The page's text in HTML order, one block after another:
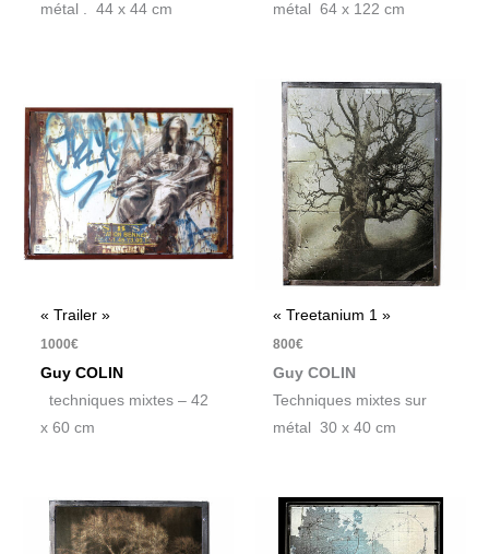
métal . 44 x 44 cm
métal 64 x 122 cm
« Trailer »
1000€
Guy COLIN
techniques mixtes – 42
x 60 cm
« Treetanium 1 »
800€
Guy COLIN
Techniques mixtes sur
métal 30 x 40 cm